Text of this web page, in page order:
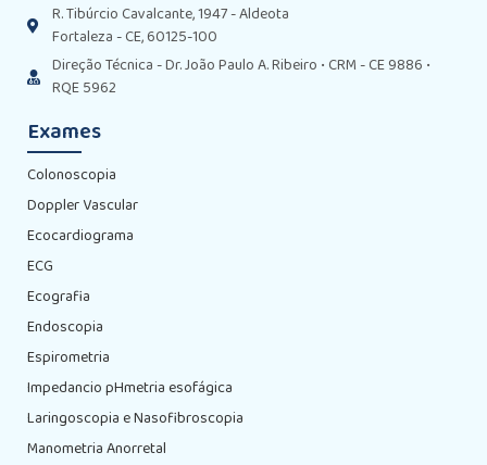
R. Tibúrcio Cavalcante, 1947 - Aldeota
Fortaleza - CE, 60125-100
Direção Técnica - Dr. João Paulo A. Ribeiro • CRM - CE 9886 •
RQE 5962
Exames
Colonoscopia
Doppler Vascular
Ecocardiograma
ECG
Ecografia
Endoscopia
Espirometria
Impedancio pHmetria esofágica
Laringoscopia e Nasofibroscopia
Manometria Anorretal